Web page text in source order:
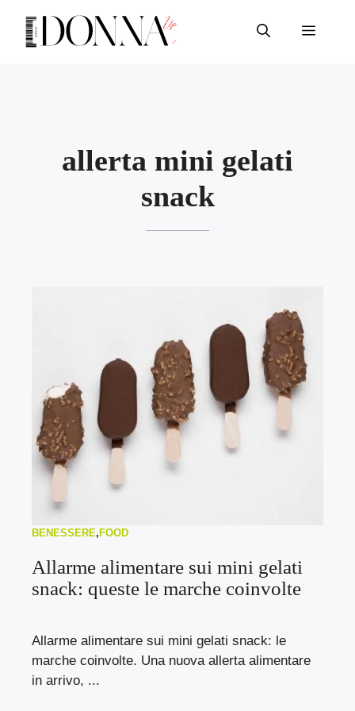
contenuto
Menu
allerta mini gelati
snack
BENESSERE, FOOD
Allarme alimentare sui mini gelati
snack: queste le marche coinvolte
Allarme alimentare sui mini gelati snack: le
marche coinvolte. Una nuova allerta alimentare
in arrivo, ...